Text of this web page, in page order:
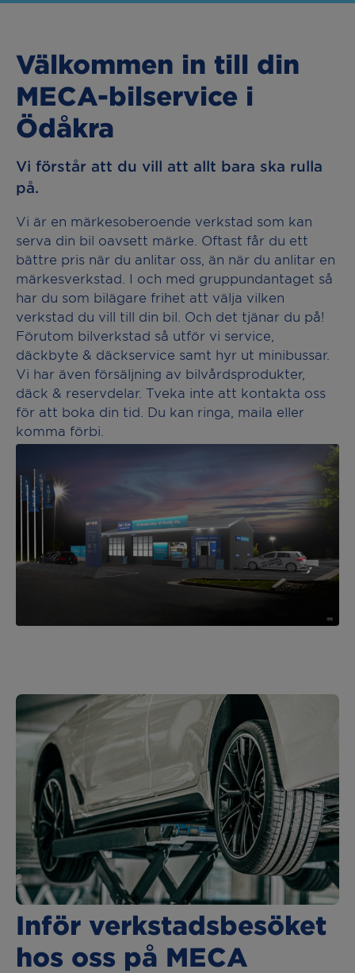
Välkommen in till din
MECA-bilservice i
Ödåkra
Vi förstår att du vill att allt bara ska rulla
på.
Vi är en märkesoberoende verkstad som kan
serva din bil oavsett märke. Oftast får du ett
bättre pris när du anlitar oss, än när du anlitar en
märkesverkstad. I och med gruppundantaget så
har du som bilägare frihet att välja vilken
verkstad du vill till din bil. Och det tjänar du på!
Förutom bilverkstad så utför vi service,
däckbyte & däckservice samt hyr ut minibussar.
Vi har även försäljning av bilvårdsprodukter,
däck & reservdelar. Tveka inte att kontakta oss
för att boka din tid. Du kan ringa, maila eller
komma förbi.
Inför verkstadsbesöket
hos oss på MECA